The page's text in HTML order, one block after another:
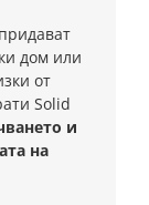
дом или
от
Solid
и
на